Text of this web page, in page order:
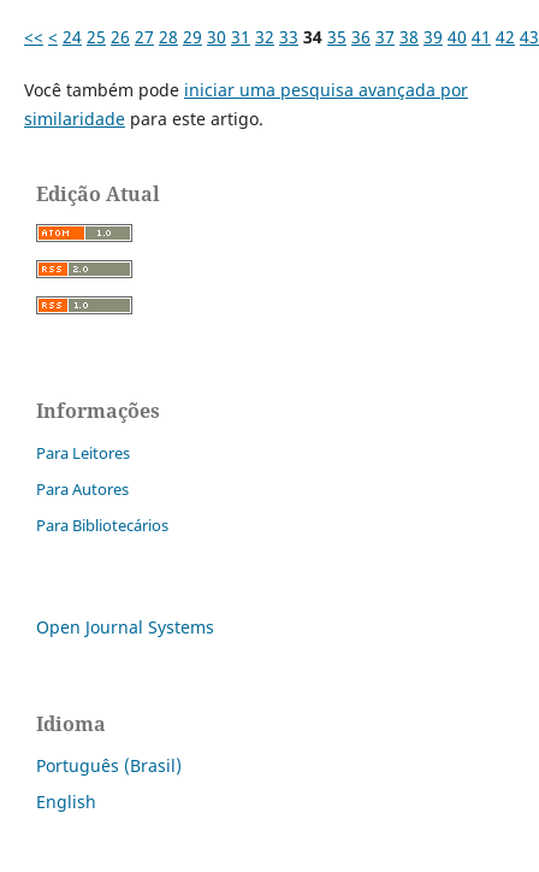
<< < 24 25 26 27 28 29 30 31 32 33 34 35 36 37 38 39 40 41 42 43
Você também pode iniciar uma pesquisa avançada por
similaridadepara este artigo.
Edição Atual
Informações
Para Leitores
Para Autores
Para Bibliotecários
Open Journal Systems
Idioma
Português (Brasil)
English